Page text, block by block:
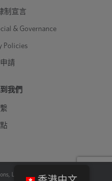
制宣言
& Governance
Policies
請
我們
LLC. | 法律|隱私政策